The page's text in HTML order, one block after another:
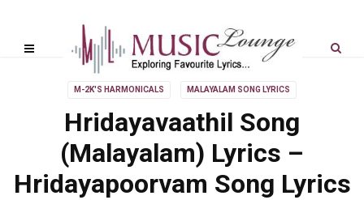
M-2K'S HARMONICALS MALAYALAM SONG LYRICS
Hridayavaathil Song
(Malayalam) Lyrics –
Hridayapoorvam Song Lyrics